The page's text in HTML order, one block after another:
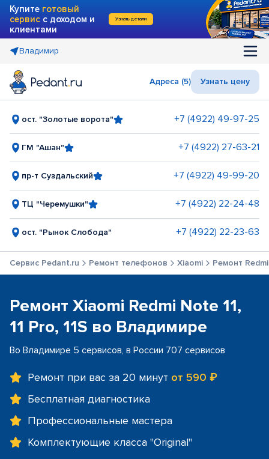
Купите готовый
сервис с доходом и
клиентами
Узнать детали
Владимир
Адреса (5) Узнать цену
ост. "Золотые ворота" +7 (4922) 49-97-25
ГМ "Ашан" +7 (4922) 27-63-21
пр-т Суздальский +7 (4922) 49-99-20
ТЦ "Черемушки" +7 (4922) 22-24-48
ост. "Рынок Слобода" +7 (4922) 22-23-63
Сервис Pedant.ru Ремонт телефонов Xiaomi Ремонт Redmi
Ремонт Xiaomi Redmi Note 11,
11 Pro, 11S во Владимире
Во Владимире 5 сервисов, в России 707 сервисов
Ремонт при вас за 20 минут от 590 ₽
Бесплатная диагностика
Профессиональные мастера
Комплектующие класса "Original"